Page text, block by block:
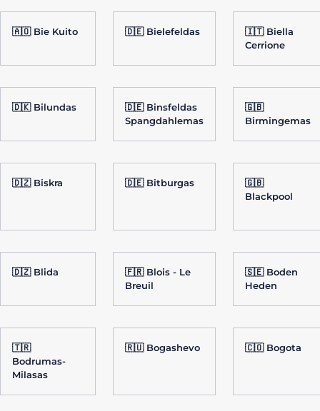
🇦🇴 Bie Kuito 🇩🇪 Bielefeldas
🇮🇹 Biella
Cerrione
🇩🇰 Bilundas
🇩🇪 Binsfeldas
Spangdahlemas
🇬🇧
Birmingemas
🇩🇿 Biskra 🇩🇪 Bitburgas
🇬🇧
Blackpool
🇩🇿 Blida
🇫🇷 Blois - Le
Breuil
🇸🇪 Boden
Heden
🇹🇷
Bodrumas-
Milasas
🇷🇺 Bogashevo 🇨🇴 Bogota